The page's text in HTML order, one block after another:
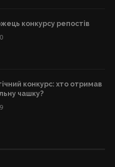
конкурсу репостів
конкурс: хто отримав
чашку?